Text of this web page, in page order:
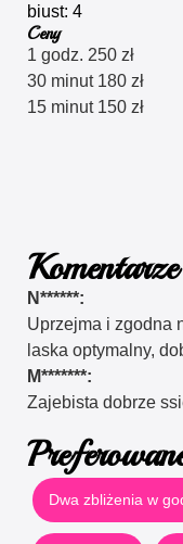
biust: 4
Ceny
1 godz. 250 zł
30 minut 180 zł
15 minut 150 zł
Komentarze
N******:
Uprzejma i zgodna
laska optymalny,
M*******:
Zajebista dobrze
Dwa zbliżenia w